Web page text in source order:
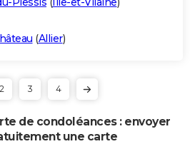
(Allier)
2 3 4
de condoléances : envoyer
une carte